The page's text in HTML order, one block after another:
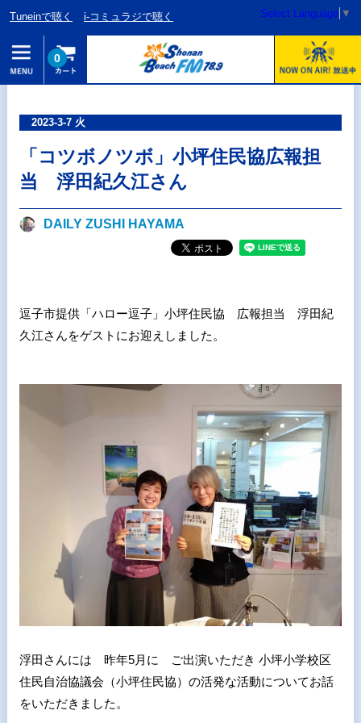
Tuneinで聴く i-コミュラジで聴く Select Language ▼
0
2023-3-7 火
「コツボノツボ」小坪住民協広報担
当 浮田紀久江さん
DAILY ZUSHI HAYAMA
逗子市提供「ハロー逗子」小坪住民協 広報担当 浮田紀
久江さんをゲストにお迎えしました。
浮田さんには 昨年5月に ご出演いただき 小坪小学校区
住民自治協議会（小坪住民協）の活発な活動についてお話
をいただきました。